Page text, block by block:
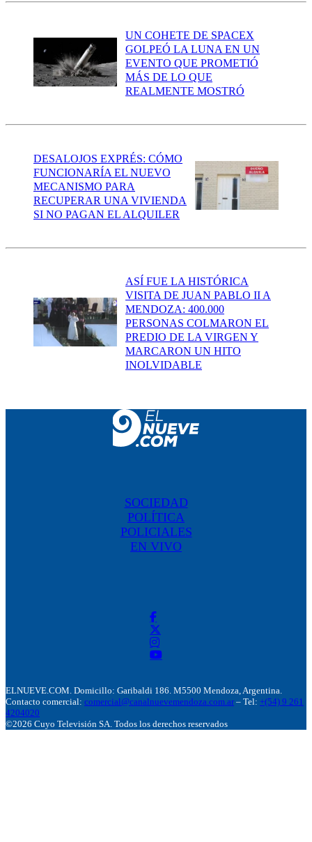
UN COHETE DE SPACEX
GOLPEÓ LA LUNA EN UN
EVENTO QUE PROMETIÓ
MÁS DE LO QUE
REALMENTE MOSTRÓ
DESALOJOS EXPRÉS: CÓMO
FUNCIONARÍA EL NUEVO
MECANISMO PARA
RECUPERAR UNA VIVIENDA
SI NO PAGAN EL ALQUILER
ASÍ FUE LA HISTÓRICA
VISITA DE JUAN PABLO II A
MENDOZA: 400.000
PERSONAS COLMARON EL
PREDIO DE LA VIRGEN Y
MARCARON UN HITO
INOLVIDABLE
SOCIEDAD
POLÍTICA
POLICIALES
EN VIVO
ELNUEVE.COM. Domicillo: Garibaldi 186. M5500 Mendoza, Argentina.
Contacto comercial: comercial@canalnuevemendoza.com.ar – Tel: +(54) 9 261
4204020
©2026 Cuyo Televisión SA. Todos los derechos reservados